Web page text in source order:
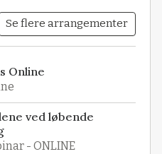
Se flere arrangementer
Online
ved løbende
- ONLINE